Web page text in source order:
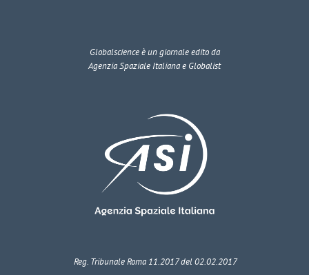
Globalscienceè un giornale edito da
Agenzia Spaziale Italiana e Globalist
Reg. Tribunale Roma 11.2017 del 02.02.2017